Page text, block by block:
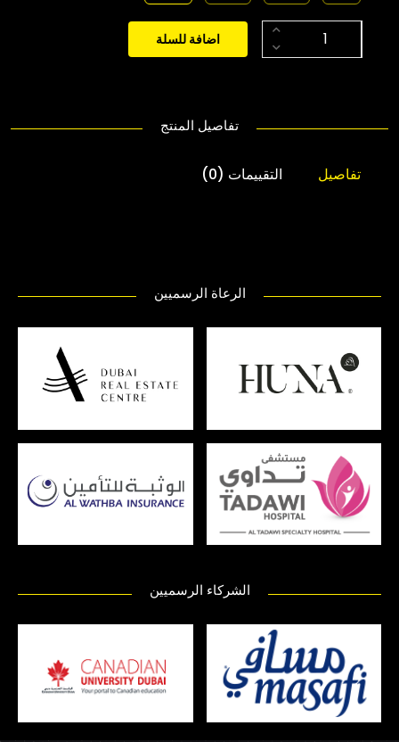
اضافة للسلة
تفاصيل المنتج
تفاصيل التقييمات (0)
الرعاة الرسميين
الشركاء الرسميين